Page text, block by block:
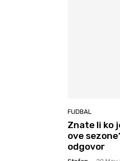
FUDBAL
Znate li ko
ove
odgovor